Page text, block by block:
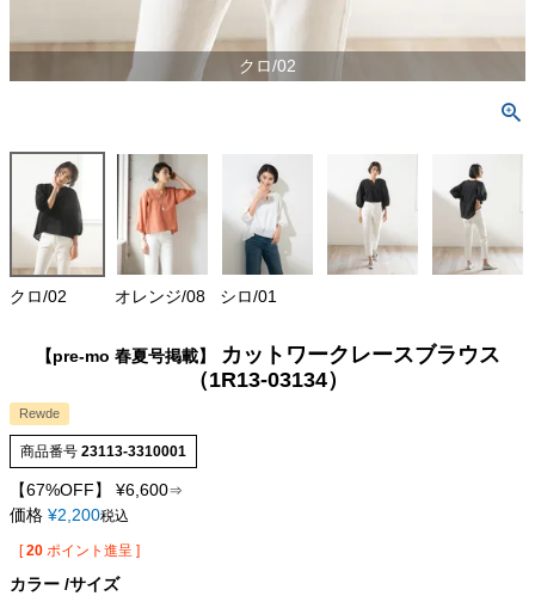
クロ/02
クロ/02 オレンジ/08 シロ/01
【pre-mo 春夏号掲載】
カットワークレースブラウス
（1R13-03134）
Rewde
商品番号 23113-3310001
【67%OFF】 ¥6,600⇒
価格 ¥2,200税込
[ 20 ポイント進呈 ]
カラー サイズ